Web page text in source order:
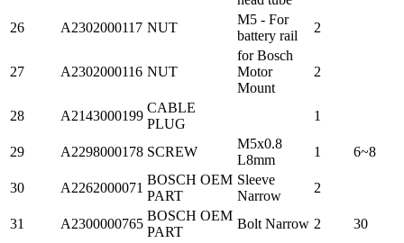
26 A2302000117 NUT
M5 - For
battery rail
2
27 A2302000116 NUT
for Bosch
Motor
Mount
2
28 A2143000199
CABLE
PLUG
1
29 A2298000178 SCREW
M5x0.8
L8mm
1 6~8
30 A2262000071
BOSCH OEM
PART
Sleeve
Narrow
2
31 A2300000765
BOSCH OEM
PART
Bolt Narrow 2 30